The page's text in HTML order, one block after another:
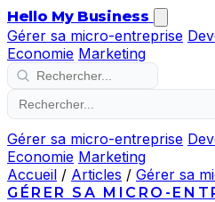
Hello My Business
Gérer sa micro-entreprise
Economie Marketing
Gérer sa micro-entreprise
Economie Marketing
Accueil / Articles / Gérer sa
GÉRER SA MICRO-